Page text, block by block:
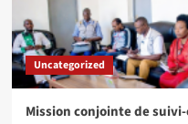
Uncategorized
Mission conjointe de